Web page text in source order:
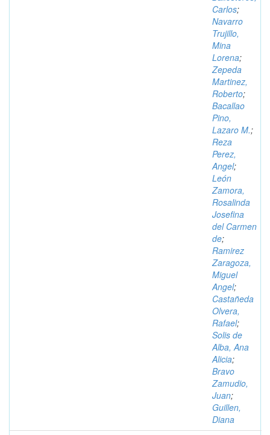
Carlos;
Navarro
Trujillo,
Mina
Lorena;
Zepeda
Martinez,
Roberto;
Bacallao
Pino,
Lazaro M.;
Reza
Perez,
Angel;
León
Zamora,
Rosalinda
Josefina
del Carmen
de;
Ramirez
Zaragoza,
Miguel
Angel;
Castañeda
Olvera,
Rafael;
Solis de
Alba, Ana
Alicia;
Bravo
Zamudio,
Juan;
Guillen,
Diana